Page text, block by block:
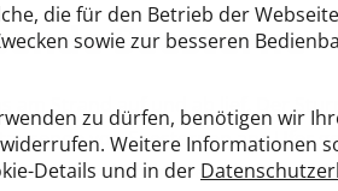
Seesterne
am Strand auf und ab lief. Der
von Seesternen ans Ufer
Mädchen hob immer wieder
die für den Betrieb der
sowie zur besseren
zu dürfen, benötigen wir
Weitere Informationen
Details und in der